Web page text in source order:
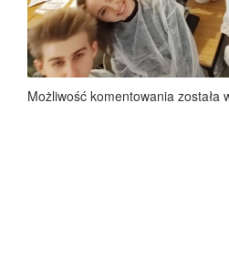
Możliwość komentowania została